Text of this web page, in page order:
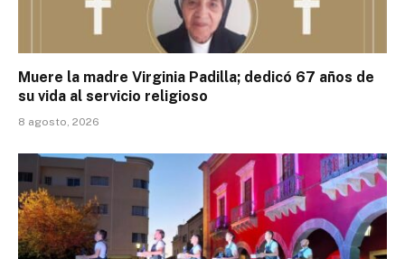
Muere la madre Virginia Padilla; dedicó 67 años de
su vida al servicio religioso
8 agosto, 2026